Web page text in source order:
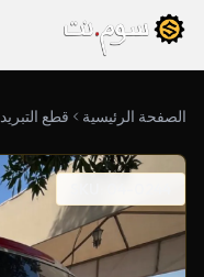
الصفحة الرئيسية قطع التبريد